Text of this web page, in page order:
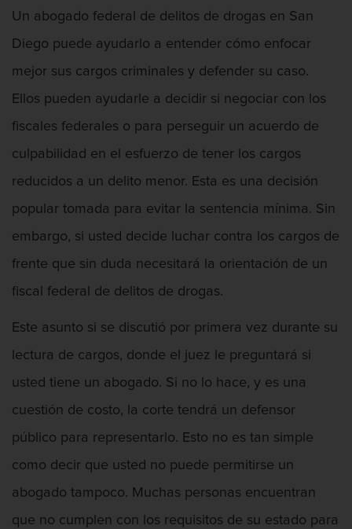
Un abogado federal de delitos de drogas en San
Diego puede ayudarlo a entender cómo enfocar
mejor sus cargos criminales y defender su caso.
Ellos pueden ayudarle a decidir si negociar con los
fiscales federales o para perseguir un acuerdo de
culpabilidad en el esfuerzo de tener los cargos
reducidos a un delito menor. Esta es una decisión
popular tomada para evitar la sentencia mínima. Sin
embargo, si usted decide luchar contra los cargos de
frente que sin duda necesitará la orientación de un
fiscal federal de delitos de drogas.
Este asunto si se discutió por primera vez durante su
lectura de cargos, donde el juez le preguntará si
usted tiene un abogado. Si no lo hace, y es una
cuestión de costo, la corte tendrá un defensor
público para representarlo. Esto no es tan simple
como decir que usted no puede permitirse un
abogado tampoco. Muchas personas encuentran
que no cumplen con los requisitos de su estado para